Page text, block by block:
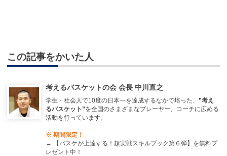
この記事をかいた人
考えるバスケットの会 会長 中川直之
学生・社会人で10度の日本一を達成するなかで培った、 ”考え
るバスケット”を全国のさまざまなプレーヤー、コーチに広める
活動を行っています。
※ 期間限定！
→
【バスケが上達する！超実戦スキルブック第６弾】を無料プ
レゼント中！